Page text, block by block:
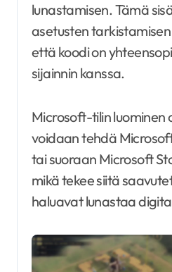
lunastamisen. Tämä
asetusten
että koodi on
sijainnin kanssa.
Microsoft-tilin luominen
voidaan tehdä
tai suoraan Microsoft
mikä tekee siitä
haluavat lunastaa